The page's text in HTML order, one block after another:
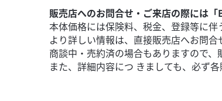
販売店へのお問合せ・ご来店の際には「
本体価格には保険料、税金、登録等に伴
より詳しい情報は、直接販売店へお問合
商談中・売約済の場合もありますので
また、詳細内容につ きましても、必ず